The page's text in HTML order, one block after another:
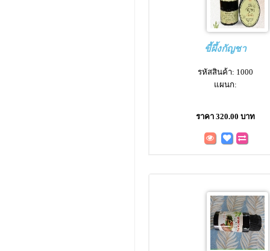
ขี้ผึ้งกัญชา
รหัสสินค้า: 1000
แผนก:
ราคา 320.00 บาท